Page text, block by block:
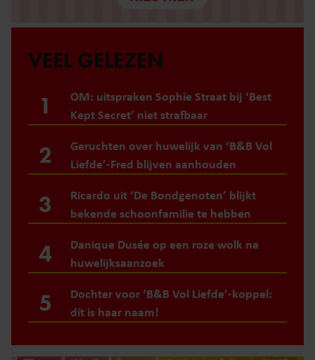
VEEL GELEZEN
1
OM: uitspraken Sophie Straat bij ‘Best
Kept Secret’ niet strafbaar
2
Geruchten over huwelijk van ‘B&B Vol
Liefde’-Fred blijven aanhouden
3
Ricardo uit ‘De Bondgenoten’ blijkt
bekende schoonfamilie te hebben
4
Danique Dusée op een roze wolk na
huwelijksaanzoek
5
Dochter voor ‘B&B Vol Liefde’-koppel:
dít is haar naam!